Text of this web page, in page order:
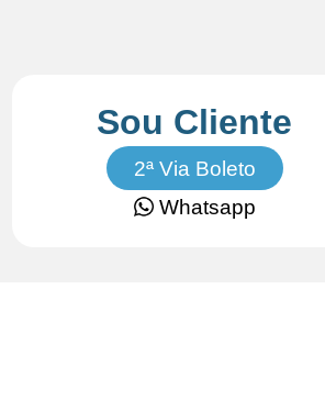
Sou Cliente
2ª Via Boleto
Whatsapp